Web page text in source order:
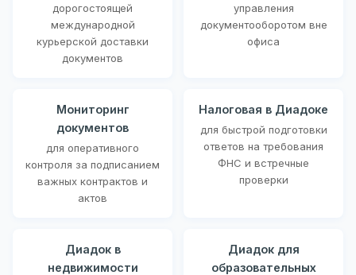
дорогостоящей
международной
курьерской доставки
документов
управления
документооборотом вне
офиса
Мониторинг
документов
для оперативного
контроля за подписанием
важных контрактов и
актов
Налоговая в Диадоке
для быстрой подготовки
ответов на требования
ФНС и встречные
проверки
Диадок в
недвижимости
Диадок для
образовательных